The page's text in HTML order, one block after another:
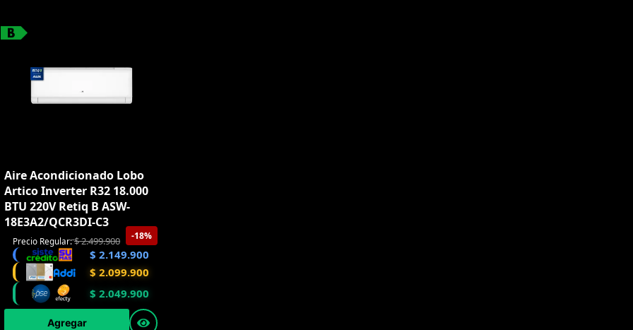
Aire Acondicionado Lobo
Artico Inverter R32 18.000
BTU 220V Retiq B ASW-
18E3A2/QCR3DI-C3
-18%
Precio Regular:$2.499.900
$ 2.149.900
$ 2.099.900
$ 2.049.900
Agregar